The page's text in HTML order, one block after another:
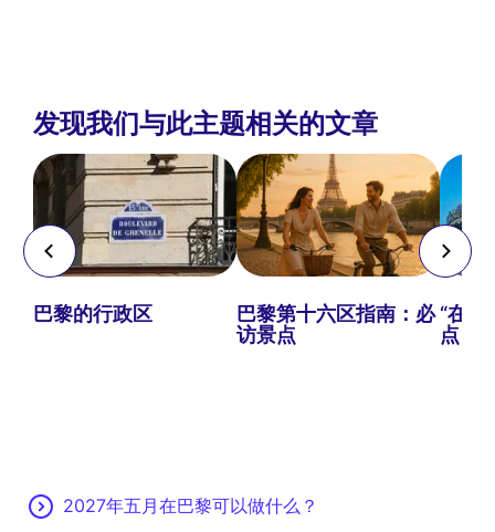
发现我们与此主题相关的文章
巴黎的行政区
巴黎第十六区指南：必
访景点
“在
点：
2027年五月在巴黎可以做什么？